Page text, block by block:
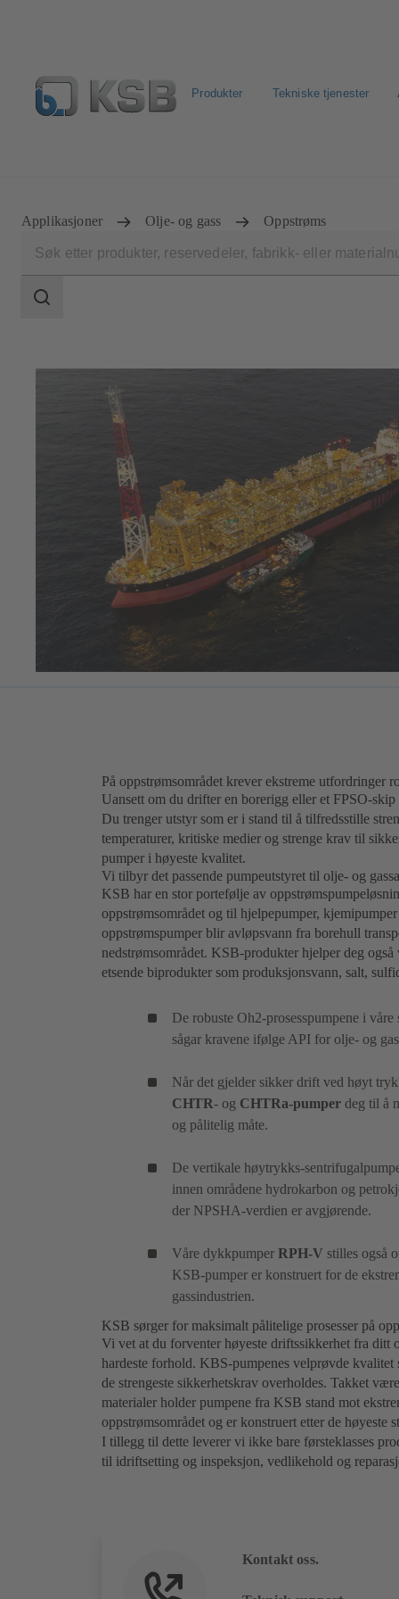
Produkter Tekniske tjenester
Applikasjoner Olje- og gass Oppstrøms
Søkeområde
På oppstrømsområdet krever ekstreme utfordringer
Uansett om du drifter en borerigg eller et FPSO-
Du trenger utstyr som er i stand til å tilfredsstille
temperaturer, kritiske medier og strenge krav til
pumper i høyeste kvalitet.
Vi tilbyr det passende pumpeutstyret til olje- og
KSB har en stor portefølje av
oppstrømsområdet og til hjelpepumper,
oppstrømspumper blir avløpsvann fra borehull
nedstrømsområdet. KSB-produkter hjelper deg
etsende biprodukter som produksjonsvann, salt,
De robuste Oh2-prosesspumpene i våre
sågar kravene ifølge API for olje- og
Når det gjelder sikker drift ved høyt
CHTR- og CHTRa-pumper deg til å
og pålitelig måte.
De vertikale høytrykks-
innen områdene hydrokarbon og
der NPSHA-verdien er avgjørende.
Våre dykkpumper RPH-V stilles også
KSB-pumper er konstruert for de
gassindustrien.
KSB sørger for maksimalt pålitelige prosesser på
Vi vet at du forventer høyeste driftssikkerhet fra ditt
hardeste forhold. KBS-pumpenes velprøvde
de strengeste sikkerhetskrav overholdes. Takket
materialer holder pumpene fra KSB stand mot
oppstrømsområdet og er konstruert etter de høyeste
I tillegg til dette leverer vi ikke bare førsteklasses
til idriftsetting og inspeksjon, vedlikehold og
Kontakt oss.